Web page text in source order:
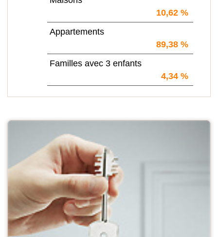
10,62 %
Appartements
89,38 %
Familles avec 3 enfants
4,34 %